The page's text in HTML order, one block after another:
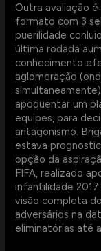
Outra avaliação
formato com 3
puerilidade
última rodada
conhecimento
aglomeração
apoquentar um
equipes, para
antagonismo.
estava
opção da
FIFA, realizado
infantilidade 2017
visão completa
adversários na
eliminatórias até